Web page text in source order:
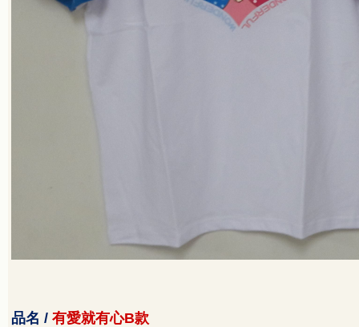
品名 / 有愛就有心B款